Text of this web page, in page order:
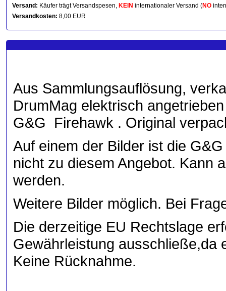
Versand: Käufer trägt Versandspesen, KEIN internationaler Versand (NO
Versandkosten: 8,00 EUR
Aus Sammlungsauflösung,
DrumMag elektrisch
G&G Firehawk . Original
Auf einem der Bilder ist die
nicht zu diesem Angebot. Kann
werden.
Weitere Bilder möglich. Bei
Die derzeitige EU Rechtslage
Gewährleistung ausschließe,da
Keine Rücknahme.